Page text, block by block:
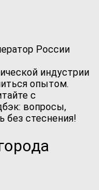
России
индустрии
опытом.
с
вопросы,
без стеснения!